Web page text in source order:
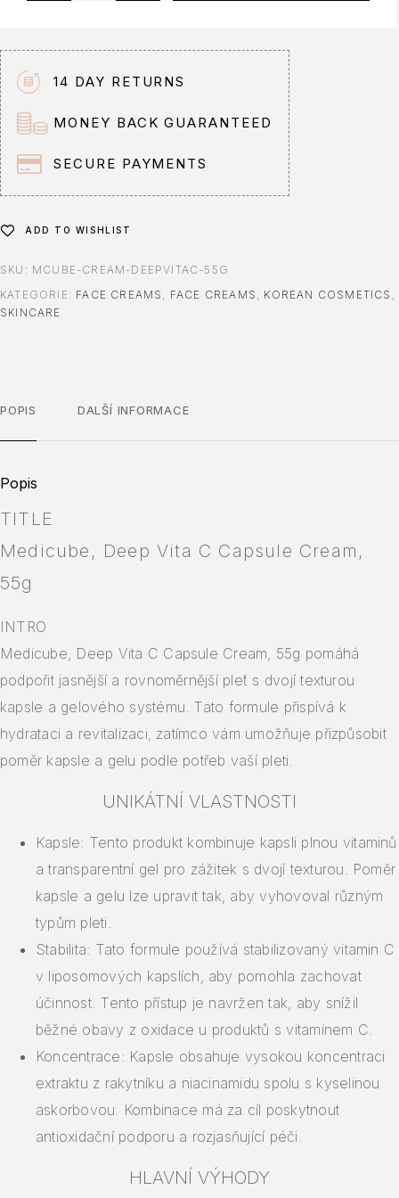
r
n
a
t
i
v
14 DAY RETURNS
MONEY BACK GUARANTEED
SECURE PAYMENTS
ADD TO WISHLIST
SKU: MCUBE-CREAM-DEEPVITAC-55G
KATEGORIE: FACE CREAMS , FACE CREAMS , KOREAN COSMETICS ,
SKINCARE
POPIS DALŠÍ INFORMACE
Popis
TITLE
Medicube, Deep Vita C Capsule Cream,
55g
INTRO
Medicube, Deep Vita C Capsule Cream, 55g pomáhá
podpořit jasnější a rovnoměrnější pleť s dvojí texturou
kapsle a gelového systému. Tato formule přispívá k
hydrataci a revitalizaci, zatímco vám umožňuje přizpůsobit
poměr kapsle a gelu podle potřeb vaší pleti.
UNIKÁTNÍ VLASTNOSTI
Kapsle: Tento produkt kombinuje kapsli plnou vitaminů
a transparentní gel pro zážitek s dvojí texturou. Poměr
kapsle a gelu lze upravit tak, aby vyhovoval různým
typům pleti.
Stabilita: Tato formule používá stabilizovaný vitamin C
v liposomových kapslích, aby pomohla zachovat
účinnost. Tento přístup je navržen tak, aby snížil
běžné obavy z oxidace u produktů s vitaminem C.
Koncentrace: Kapsle obsahuje vysokou koncentraci
extraktu z rakytníku a niacinamidu spolu s kyselinou
askorbovou. Kombinace má za cíl poskytnout
antioxidační podporu a rozjasňující péči.
HLAVNÍ VÝHODY